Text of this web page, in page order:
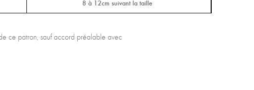
8 à 12cm suivant la taille
ce patron, sauf accord préalable avec